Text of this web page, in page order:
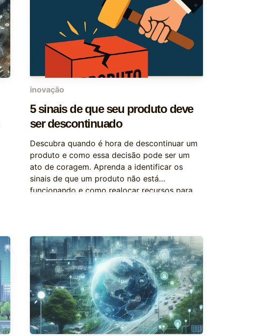
inovação
5 sinais de que seu produto deve
ser descontinuado
Descubra quando é hora de descontinuar um
produto e como essa decisão pode ser um
ato de coragem. Aprenda a identificar os
sinais de que um produto não está
funcionando e como realocar recursos para